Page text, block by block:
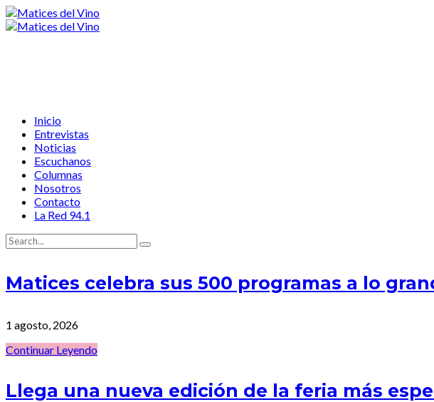
Inicio
Entrevistas
Noticias
Escuchanos
Columnas
Nosotros
Contacto
La Red 94.1
Matices celebra sus 500 programas a lo
1 agosto, 2026
Continuar Leyendo
Llega una nueva edición de la feria más